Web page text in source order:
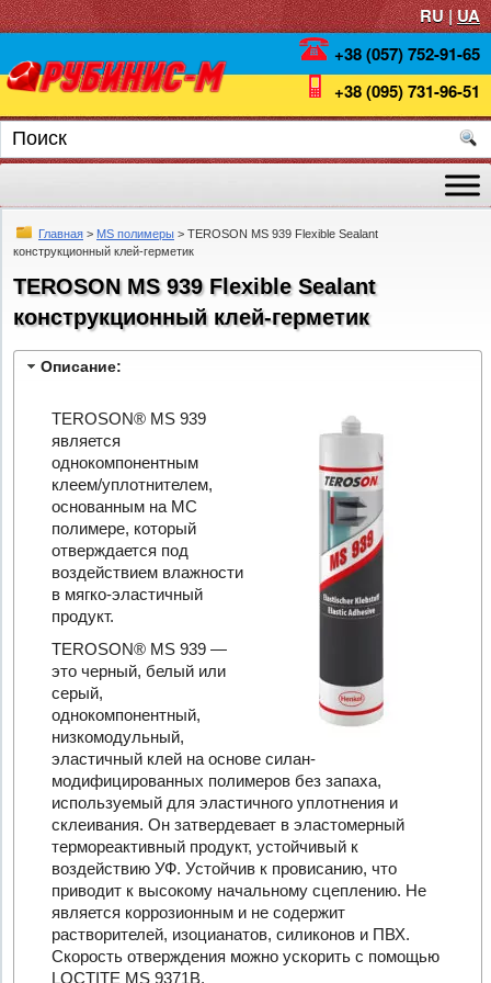
RU |UA
+38 (057) 752-91-65
+38 (095) 731-96-51
Главная > MS полимеры > TEROSON MS 939 Flexible Sealant
конструкционный клей-герметик
TEROSON MS 939 Flexible Sealant
конструкционный клей-герметик
Описание:
TEROSON® MS 939
является
однокомпонентным
клеем/уплотнителем,
основанным на МС
полимере, который
отверждается под
воздействием влажности
в мягко-эластичный
продукт.
TEROSON® MS 939 —
это черный, белый или
серый,
однокомпонентный,
низкомодульный,
эластичный клей на основе силан-
модифицированных полимеров без запаха,
используемый для эластичного уплотнения и
склеивания. Он затвердевает в эластомерный
термореактивный продукт, устойчивый к
воздействию УФ. Устойчив к провисанию, что
приводит к высокому начальному сцеплению. Не
является коррозионным и не содержит
растворителей, изоцианатов, силиконов и ПВХ.
Скорость отверждения можно ускорить с помощью
LOCTITE MS 9371B.